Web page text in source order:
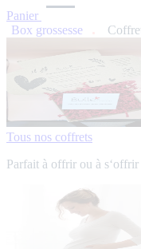
Panier
Box grossesse
Tous nos coffrets
Parfait à offrir ou à s‘offrir